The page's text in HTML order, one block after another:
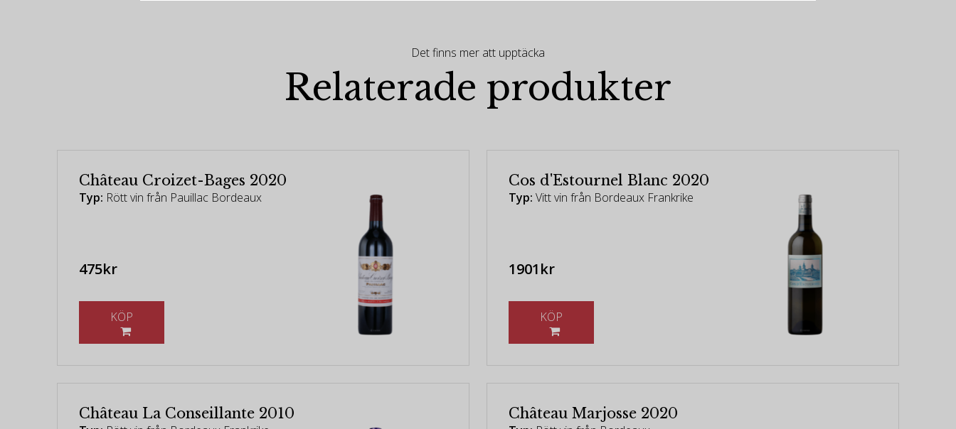
Det finns mer att upptäcka
Relaterade produkter
Château Croizet-Bages 2020
Typ: Rött vin från Pauillac Bordeaux
475kr
Cos d'Estournel Blanc 2020
Typ: Vitt vin från Bordeaux Frankrike
1901kr
Château La Conseillante 2010 Château Marjosse 2020